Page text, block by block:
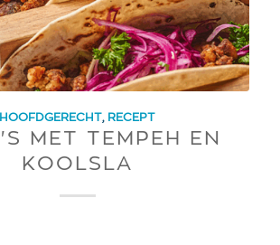
HOOFDGERECHT, RECEPT
MET TEMPEH EN
KOOLSLA